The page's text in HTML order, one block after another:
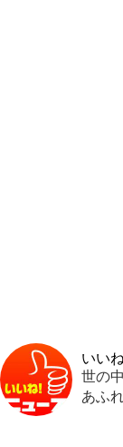
いい
世の
あふ